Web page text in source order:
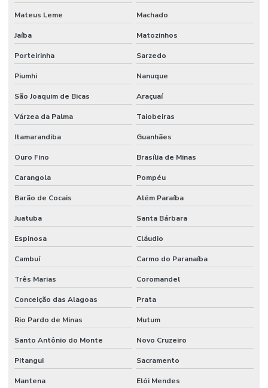
Mateus Leme Machado
Jaíba Matozinhos
Porteirinha Sarzedo
Piumhi Nanuque
São Joaquim de Bicas Araçuaí
Várzea da Palma Taiobeiras
Itamarandiba Guanhães
Ouro Fino Brasília de Minas
Carangola Pompéu
Barão de Cocais Além Paraíba
Juatuba Santa Bárbara
Espinosa Cláudio
Cambuí Carmo do Paranaíba
Três Marias Coromandel
Conceição das Alagoas Prata
Rio Pardo de Minas Mutum
Santo Antônio do Monte Novo Cruzeiro
Pitangui Sacramento
Mantena Elói Mendes